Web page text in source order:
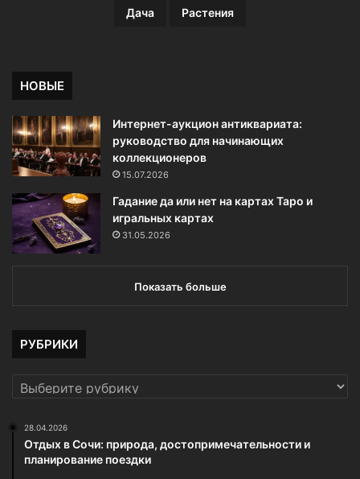
Дача Растения
НОВЫЕ
Интернет-аукцион антиквариата:
руководство для начинающих
коллекционеров
15.07.2026
Гадание да или нет на картах Таро и
игральных картах
31.05.2026
Показать больше
РУБРИКИ
РУБРИКИ
28.04.2026
Отдых в Сочи: природа, достопримечательности и
планирование поездки